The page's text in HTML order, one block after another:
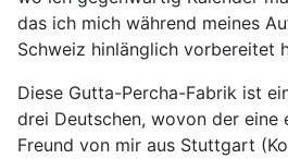
das ich mich während meines
Schweiz hinlänglich vorbereitet
Diese Gutta-Percha-Fabrik ist
drei Deutschen, wovon der eine
Freund von mir aus Stuttgart